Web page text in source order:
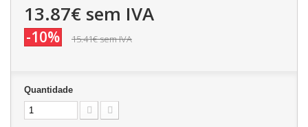
13.87€ sem IVA
-10% 15.41€sem IVA
Quantidade